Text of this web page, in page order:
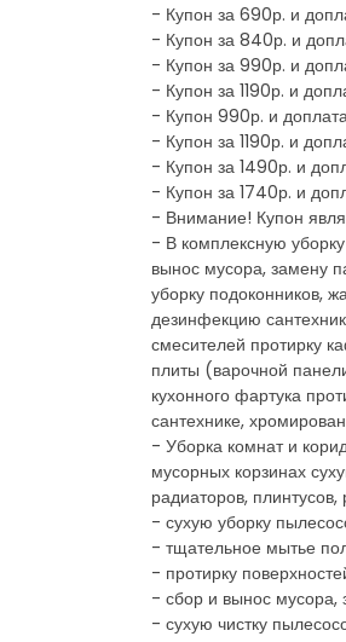
- Купон за 690р. и
- Купон за 840р. и
- Купон за 990р. и
- Купон за 1190р. и
- Купон 990р. и
- Купон за 1190р. и
- Купон за 1490р. и
- Купон за 1740р. и
- Внимание! Купон
- В комплексную
вынос мусора, замену
уборку подоконников,
дезинфекцию
смесителей протирку
плиты (варочной
кухонного фартука
сантехнике,
- Уборка комнат и
мусорных корзинах
радиаторов,
- сухую уборку
- тщательное мытье
- протирку
- сбор и вынос мусора,
- сухую чистку